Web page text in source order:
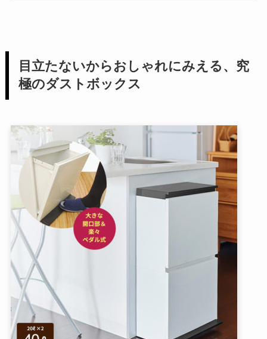
目立たないからおしゃれにみえる、究
極のダストボックス